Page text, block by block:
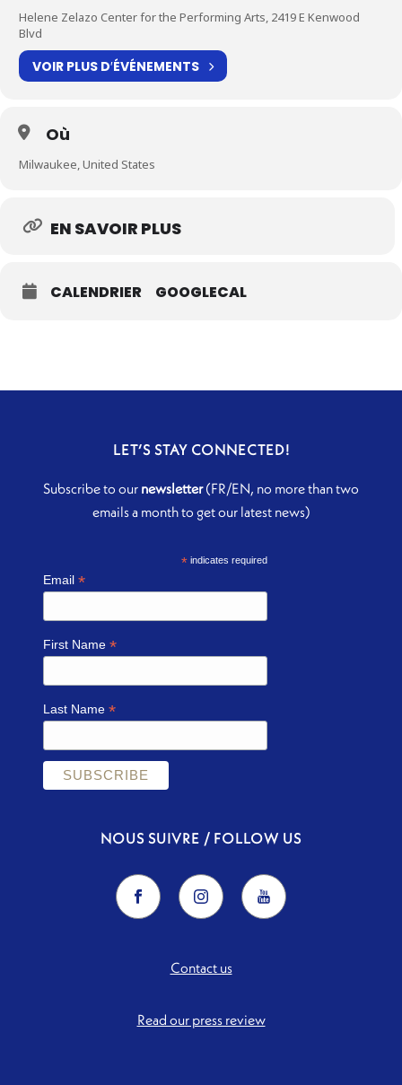
Helene Zelazo Center for the Performing Arts, 2419 E Kenwood
Blvd
VOIR PLUS D′ÉVÉNEMENTS
Où
Milwaukee, United States
EN SAVOIR PLUS
CALENDRIER GOOGLECAL
LET’S STAY CONNECTED!
Subscribe to our newsletter(FR/EN, no more than two
emails a month to get our latest news)
*indicates required
Email*
First Name*
Last Name*
NOUS SUIVRE / FOLLOW US
Contact us
Read our press review